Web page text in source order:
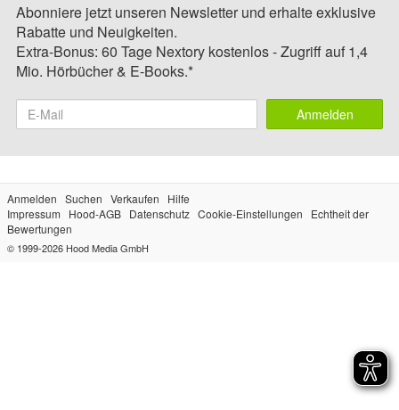
Abonniere jetzt unseren Newsletter und erhalte exklusive
Rabatte und Neuigkeiten.
Extra-Bonus: 60 Tage Nextory kostenlos - Zugriff auf 1,4
Mio. Hörbücher & E-Books.*
Anmelden
Anmelden Suchen Verkaufen
Hilfe
Impressum
Hood-AGB Datenschutz Cookie-Einstellungen
Echtheit der
Bewertungen
© 1999-2026 Hood Media GmbH